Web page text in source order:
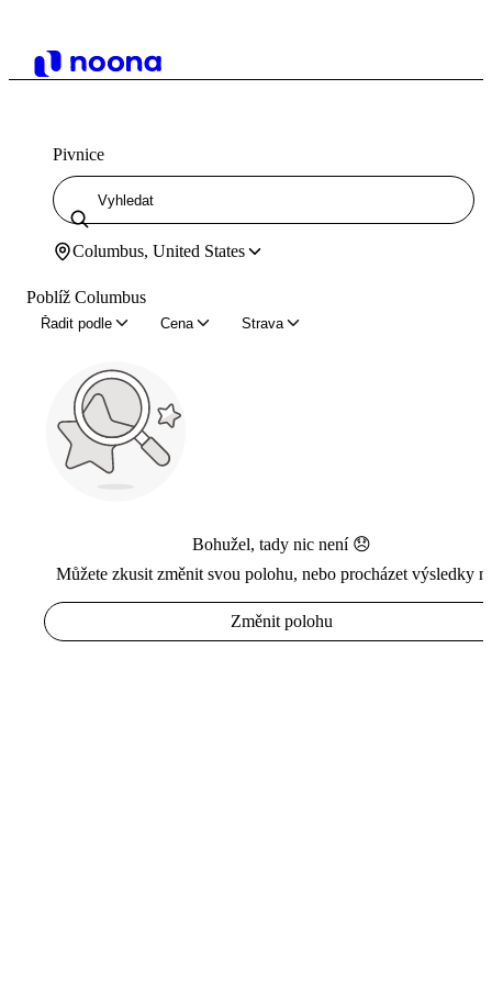
Pivnice
Columbus, United States
Poblíž Columbus
Řadit podle Cena Strava
Bohužel, tady nic není 😞
Můžete zkusit změnit svou polohu, nebo procházet výsledky
Změnit polohu